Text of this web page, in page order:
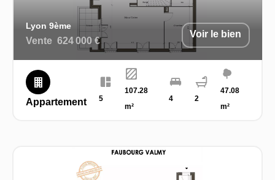
Lyon 9ème
Vente 624 000 €
Voir le bien
Appartement 5
107.28
m²
4 2
47.08
m²